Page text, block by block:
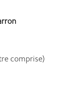
comprise)